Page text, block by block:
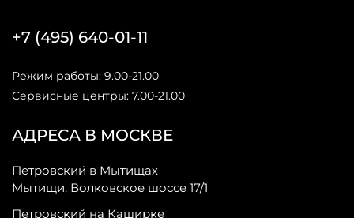
АДРЕСА В МОСКВЕ
Петровский в Мытищах
Мытищи, Волковское шоссе 17/1
Петровский на Каширке
+7 (495) 640-01-11
Режим работы: 9.00-21.00
Сервисные центры: 7.00-21.00